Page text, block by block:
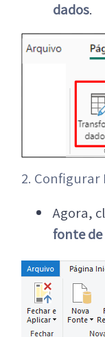
dados.
2. Configurar
Agora,
fonte